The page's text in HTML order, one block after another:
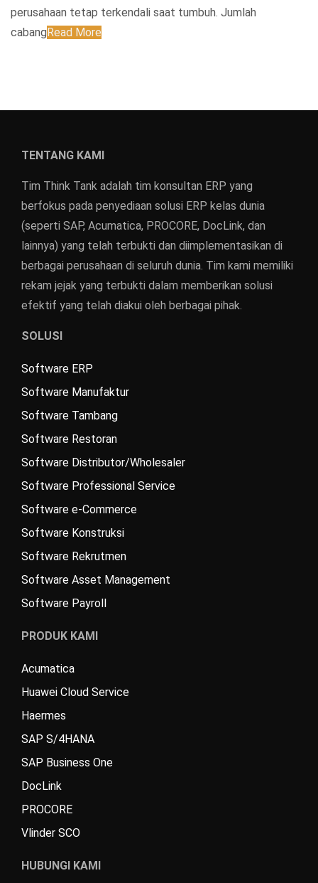
perusahaan tetap terkendali saat tumbuh. Jumlah
cabangRead More
TENTANG KAMI
Tim Think Tank adalah tim konsultan ERP yang
berfokus pada penyediaan solusi ERP kelas dunia
(seperti SAP, Acumatica, PROCORE, DocLink, dan
lainnya) yang telah terbukti dan diimplementasikan di
berbagai perusahaan di seluruh dunia. Tim kami memiliki
rekam jejak yang terbukti dalam memberikan solusi
efektif yang telah diakui oleh berbagai pihak.
SOLUSI
Software ERP
Software Manufaktur
Software Tambang
Software Restoran
Software Distributor/Wholesaler
Software Professional Service
Software e-Commerce
Software Konstruksi
Software Rekrutmen
Software Asset Management
Software Payroll
PRODUK KAMI
Acumatica
Huawei Cloud Service
Haermes
SAP S/4HANA
SAP Business One
DocLink
PROCORE
Vlinder SCO
HUBUNGI KAMI